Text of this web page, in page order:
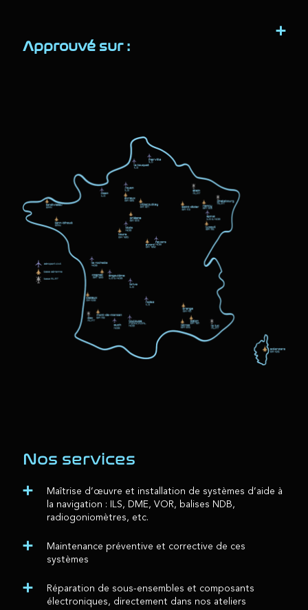
Approuvé sur :
Nos services
Maîtrise d’œuvre et installation de systèmes d’aide à
la navigation : ILS, DME, VOR, balises NDB,
radiogoniomètres, etc.
Maintenance préventive et corrective de ces
systèmes
Réparation de sous-ensembles et composants
électroniques, directement dans nos ateliers